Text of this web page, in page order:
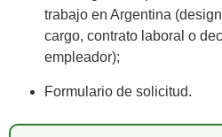
trabajo en Argentina
cargo, contrato laboral o
empleador);
Formulario de solicitud.